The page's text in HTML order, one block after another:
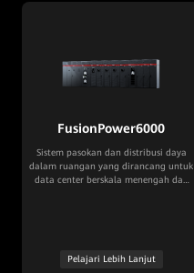
FusionPower6000
Sistem pasokan dan distribusi daya
dalam ruangan yang dirancang untuk
data center berskala menengah dan
Pelajari Lebih Lanjut